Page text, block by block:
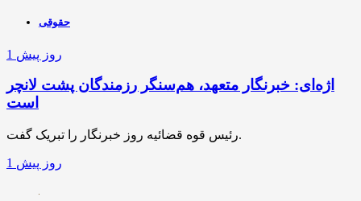
حقوقی
1 روز پیش
اژه‌ای: خبرنگار متعهد، هم‌سنگر رزمندگان پشت لانچر
است
رئیس قوه قضائیه روز خبرنگار را تبریک گفت.
1 روز پیش